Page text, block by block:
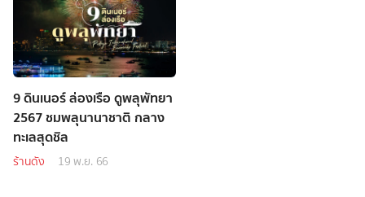
9 ดินเนอร์ ล่องเรือ ดูพลุพัทยา
2567 ชมพลุนานาชาติ กลาง
ทะเลสุดชิล
ร้านดัง 19 พ.ย. 66